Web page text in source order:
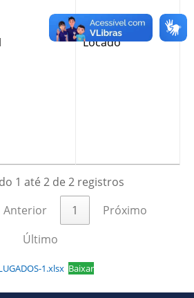
Locado
1 até 2 de 2 registros
Anterior 1
Próximo
Último
1.xlsx Baixar